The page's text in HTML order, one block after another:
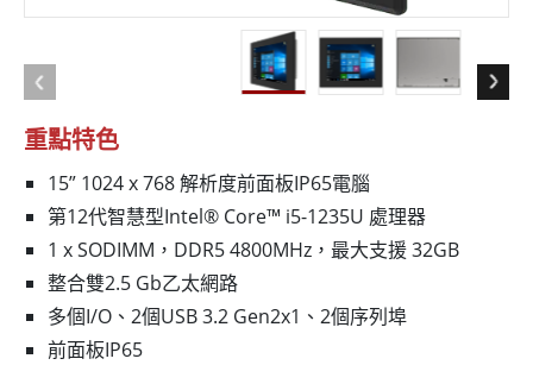
重點特色
15” 1024 x 768 解析度前面板IP65電腦
第12代智慧型Intel® Core™ i5-1235U 處理器
1 x SODIMM，DDR5 4800MHz，最大支援 32GB
整合雙2.5 Gb乙太網路
多個I/O、2個USB 3.2 Gen2x1、2個序列埠
前面板IP65